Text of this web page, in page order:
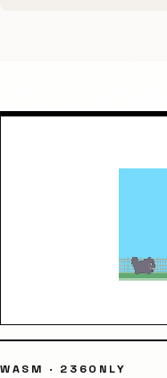
WASM · 236ONLY